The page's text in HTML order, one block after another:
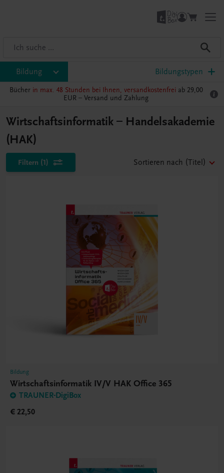
Bildung Bildungstypen
Bücher in max. 48 Stunden bei Ihnen, versandkostenfrei ab 29,00
EUR – Versand und Zahlung
Wirtschaftsinformatik – Handelsakademie
(HAK)
Filtern (1) Sortieren nach (Titel)
Bildung
Wirtschaftsinformatik IV/V HAK Office 365
TRAUNER-DigiBox
€ 22,50